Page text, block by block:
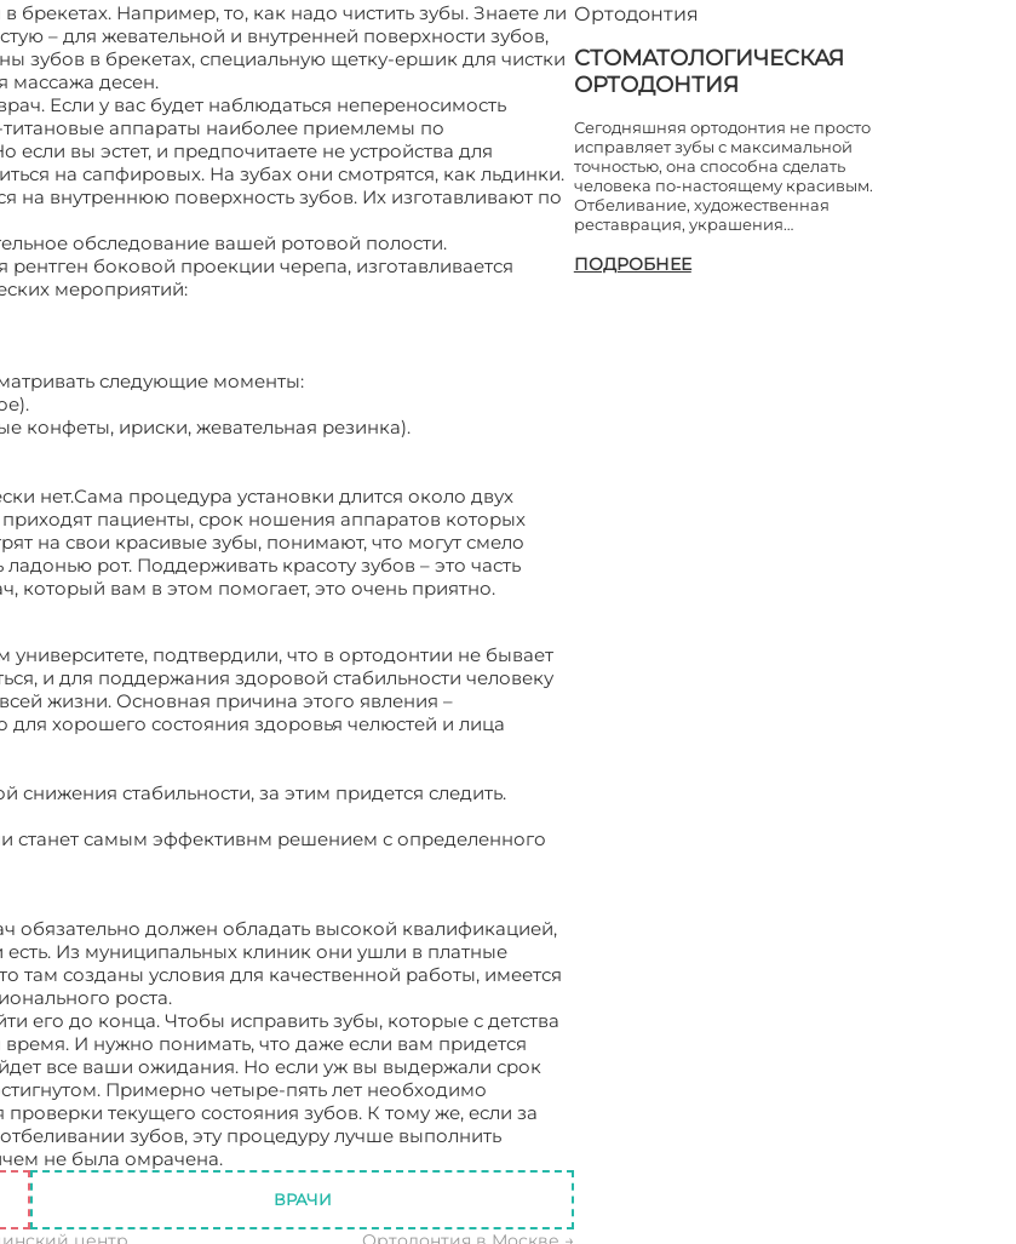
Например, то, как надо чистить зубы. Знаете ли
– для жевательной и внутренней поверхности зубов,
зубов в брекетах, специальную щетку-ершик для чистки
массажа десен.
Если у вас будет наблюдаться непереносимость
титановые аппараты наиболее приемлемы по
вы эстет, и предпочитаете не устройства для
на сапфировых. На зубах они смотрятся, как льдинки.
на внутреннюю поверхность зубов. Их изготавливают по
обследование вашей ротовой полости.
боковой проекции черепа, изготавливается
мероприятий:
следующие моменты:
конфеты, ириски, жевательная резинка).
нет.Сама процедура установки длится около двух
пациенты, срок ношения аппаратов которых
на свои красивые зубы, понимают, что могут смело
рот. Поддерживать красоту зубов – это часть
который вам в этом помогает, это очень приятно.
подтвердили, что в ортодонтии не бывает
и для поддержания здоровой стабильности человеку
жизни. Основная причина этого явления –
хорошего состояния здоровья челюстей и лица
стабильности, за этим придется следить.
станет самым эффективнм решением с определенного
обязательно должен обладать высокой квалификацией,
Из муниципальных клиник они ушли в платные
созданы условия для качественной работы, имеется
роста.
его до конца. Чтобы исправить зубы, которые с детства
И нужно понимать, что даже если вам придется
все ваши ожидания. Но если уж вы выдержали срок
Примерно четыре-пять лет необходимо
текущего состояния зубов. К тому же, если за
зубов, эту процедуру лучше выполнить
не была омрачена.
ВРАЧИ
Ортодонтия
СТОМАТОЛОГИЧЕСКАЯ
ОРТОДОНТИЯ
Сегодняшняя ортодонтия не просто
исправляет зубы с максимальной
точностью, она способна сделать
человека по-настоящему красивым.
Отбеливание, художественная
реставрация, украшения…
ПОДРОБНЕЕ